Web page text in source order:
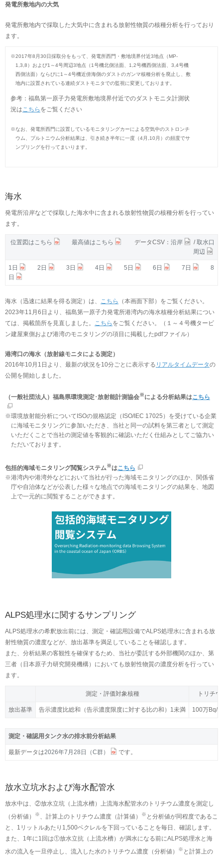
発電所敷地内の大気
発電所敷地内で採取した大気中に含まれる放射性物質の核種分析を行っており
ます。
※2017年8月30日採取分をもって、発電所西門・敷地境界付近3地点（MP-
1,3,8）および1～4号周辺3地点（1号機北側法面、1,2号機西側法面、3,4号機
西側法面）ならびに1～4号機近傍海側のダストのガンマ核種分析を廃止し、敷
地内に設置されている連続ダストモニタでの監視に変更しております。
参考：福島第一原子力発電所敷地境界付近でのダストモニタ計測状
況はこちら をご覧ください
※なお、発電所西門に設置しているモニタリングカーによる空気中のストロンチ
ウム、プルトニウム分析結果は、引き続き半年に一度（4月,10月）の頻度でサ
ンプリングを行ってまいります。
海水
発電所沿岸などで採取した海水中に含まれる放射性物質の核種分析を行ってい
ます。
位置図はこちら 最高値はこちら データCSV： 沿岸 /取水口
周辺
1日 2日 3日 4日 5日 6日 7日
8
日
海水（迅速に結果を得る測定）は、 こちら
（本画面下部）をご覧ください。
2023年11月6日より、福島第一原子力発電所港湾内の海水核種分析結果につい
ては、掲載箇所を見直しました。 こちら をご覧ください。（１～４号機タービ
ン建屋東側および港湾のモニタリングの項目に掲載したpdfファイル）
港湾口の海水（放射線モニタによる測定）
2016年10月1日より、最新の状況を10分ごとに表示する リアルタイムデータの
公開を開始しました。
（一般社団法人）福島県環境測定･放射能計測協会※による分析結果はこちら
※環境放射能分析についてISOの規格認定（ISO/IEC 17025）を受けている企業
に海域モニタリングに参加いただき、当社と同一の試料を第三者として測定
いただくことで当社の測定値を客観的に確認いただく仕組みとしてご協力い
ただいております。
包括的海域モニタリング閲覧システム※はこちら
※港湾内や港湾外などにおいて当社が行った海域モニタリングのほか、関係省
庁や自治体などが公表した様々な地点での海域モニタリングの結果を、地図
上で一元的に閲覧することができます。
ALPS処理水に関するサンプリング
ALPS処理水の希釈放出前には、測定・確認用設備でALPS処理水に含まれる放
射性物質の濃度などが、放出基準を満足していることを確認します。
また、分析結果の客観性を確保するため、当社が委託する外部機関のほか、第
三者（日本原子力研究開発機構）においても放射性物質の濃度分析を行ってい
ます。
測定・評価対象核種 トリチウ
放出基準 告示濃度比総和（告示濃度限度に対する比の和）1未満 100万Bq/L
測定・評価対象核種 トリチウ
放出基準 告示濃度比総和（告示濃度限度に対する比の和）1未満 100万Bq/L
測定・確認用タンク水の排水前分析結果
最新データは2026年7月28日（C群） です。
放水立坑水および海水配管水
放水中は、②放水立坑（上流水槽）上流海水配管水のトリチウム濃度を測定し
（分析値）
※、計算上のトリチウム濃度（計算値） ※ と分析値が同程度であるこ
と、1リットルあたり1,500ベクレルを下回っていることを毎日、確認します。
また、1年に1回は①放水立抗（上流水槽）が満水になる前にALPS処理水と海
水の流入を一旦停止し、流入した水のトリチウム濃度（分析値）
※ と計算上の